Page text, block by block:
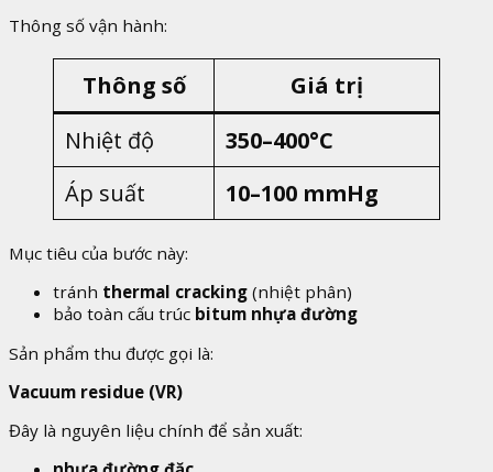
Thông số vận hành:
Thông số
Giá trị
Nhiệt độ
350–400°C
Áp suất
10–100 mmHg
Mục tiêu của bước này:
tránh thermal cracking (nhiệt phân)
bảo toàn cấu trúc bitum nhựa đường
Sản phẩm thu được gọi là:
Vacuum residue (VR)
Đây là nguyên liệu chính để sản xuất: